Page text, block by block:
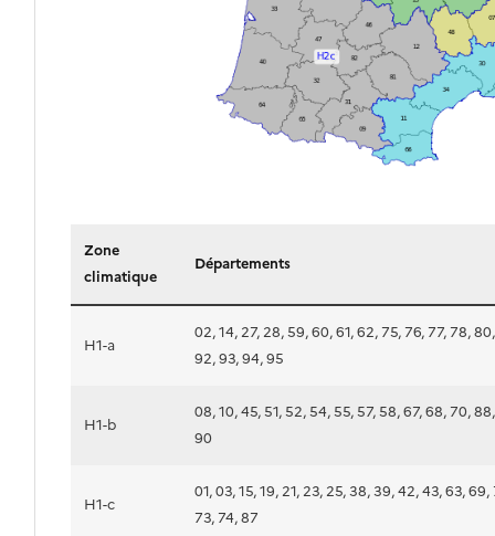
Liste des départements par zones
Zone
climatique
Départements
H1-a
02, 14, 27, 28, 59, 60, 61, 62, 75, 76, 77, 78,
92, 93, 94, 95
H1-b
08, 10, 45, 51, 52, 54, 55, 57, 58, 67, 68, 70,
90
H1-c
01, 03, 15, 19, 21, 23, 25, 38, 39, 42, 43, 63, 69,
73, 74, 87